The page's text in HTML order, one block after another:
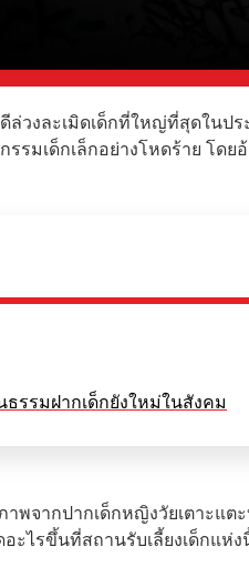
วงละเมิดเด็กที่ใหญ่ที่สุดในป
รมเด็กเล็กอย่างโหดร้าย โด
ธรรมฝากเด็กยังใหม่ในสังคม
พจากปากเด็กหญิงวัยเตาะแต
ะไรขึ้นที่สถานรับเลี้ยงเด็กแห่ง